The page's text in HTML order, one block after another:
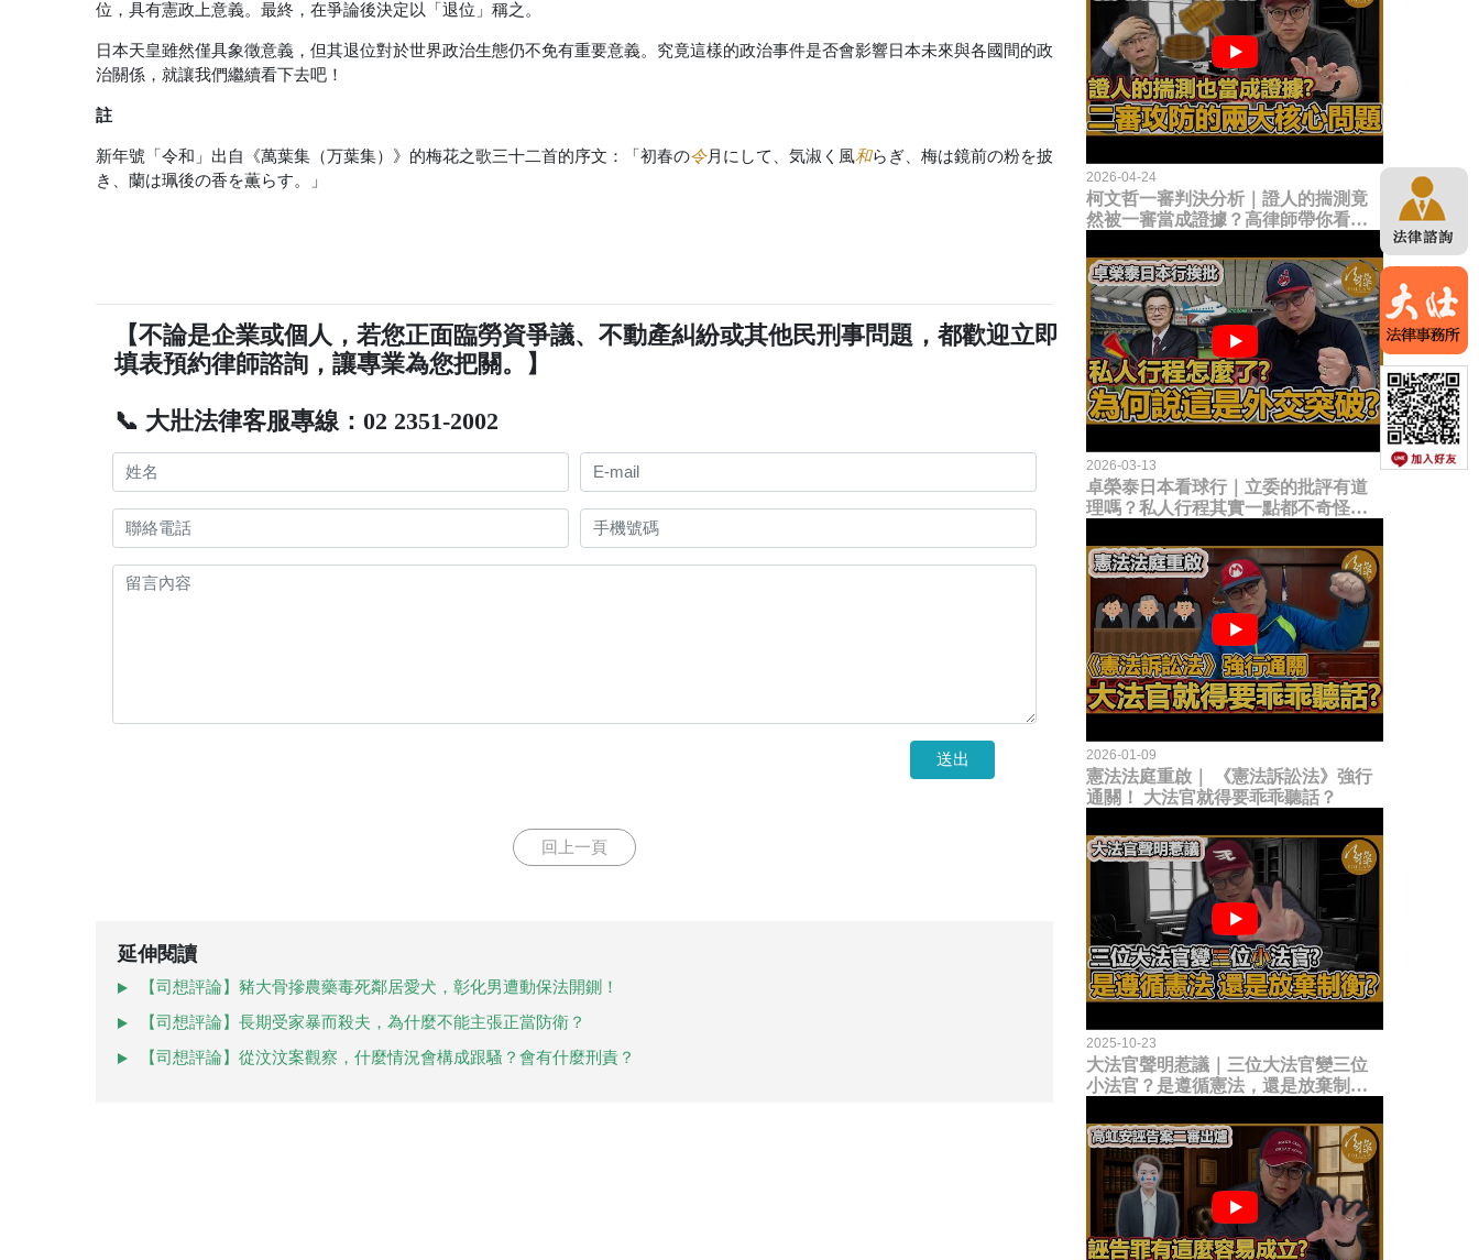
位，具有憲政上意義。最終，在爭論後決定以「退位」稱之。
日本天皇雖然僅具象徵意義，但其退位對於世界政治生態仍不免有重要意義。究竟這樣的政治事件是否會影響日本未來與各國間的政
治關係，就讓我們繼續看下去吧！
註
新年號「令和」出自《萬葉集（万葉集）》的梅花之歌三十二首的序文：「初春の令月にして、気淑く風和らぎ、梅は鏡前の粉を披
き、蘭は珮後の香を薫らす。」
【不論是企業或個人，若您正面臨勞資爭議、不動產糾紛或其他民刑事問題，都歡迎立即
填表預約律師諮詢，讓專業為您把關。】
📞 大壯法律客服專線：02 2351-2002
送出
回上一頁
延伸閱讀
【司想評論】豬大骨摻農藥毒死鄰居愛犬，彰化男遭動保法開鍘！
【司想評論】長期受家暴而殺夫，為什麼不能主張正當防衛？
【司想評論】從汶汶案觀察，什麼情況會構成跟騷？會有什麼刑責？
2026-04-24
柯文哲一審判決分析｜證人的揣測竟
然被一審當成證據？高律師帶你看未
2026-03-13
卓榮泰日本看球行｜立委的批評有道
理嗎？私人行程其實一點都不奇怪？
2026-01-09
憲法法庭重啟｜ 《憲法訴訟法》強行
通關！ 大法官就得要乖乖聽話？
2025-10-23
大法官聲明惹議｜三位大法官變三位
小法官？是遵循憲法，還是放棄制衡